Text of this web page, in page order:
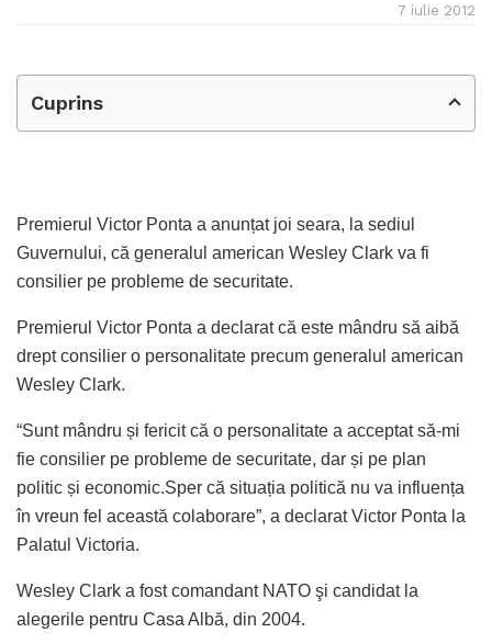
7 iulie 2012
Cuprins
Premierul Victor Ponta a anunțat joi seara, la sediul
Guvernului, că generalul american Wesley Clark va fi
consilier pe probleme de securitate.
Premierul Victor Ponta a declarat că este mândru să aibă
drept consilier o personalitate precum generalul american
Wesley Clark.
“Sunt mândru și fericit că o personalitate a acceptat să-mi
fie consilier pe probleme de securitate, dar și pe plan
politic și economic.Sper că situația politică nu va influența
în vreun fel această colaborare”, a declarat Victor Ponta la
Palatul Victoria.
Wesley Clark a fost comandant NATO şi candidat la
alegerile pentru Casa Albă, din 2004.